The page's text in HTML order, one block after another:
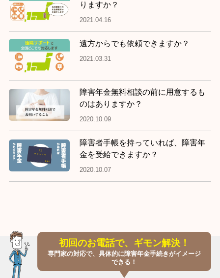
りますか？
2021.04.16
遠方からでも依頼できますか？
2021.03.31
障害年金無料相談の前に用意するも
のはありますか？
2020.10.09
障害者手帳を持っていれば、障害年
金を受給できますか？
2020.10.07
初回のお電話で、ギモン解決！
専門家の対応で、具体的に障害年金手続きがイメージ
できる！